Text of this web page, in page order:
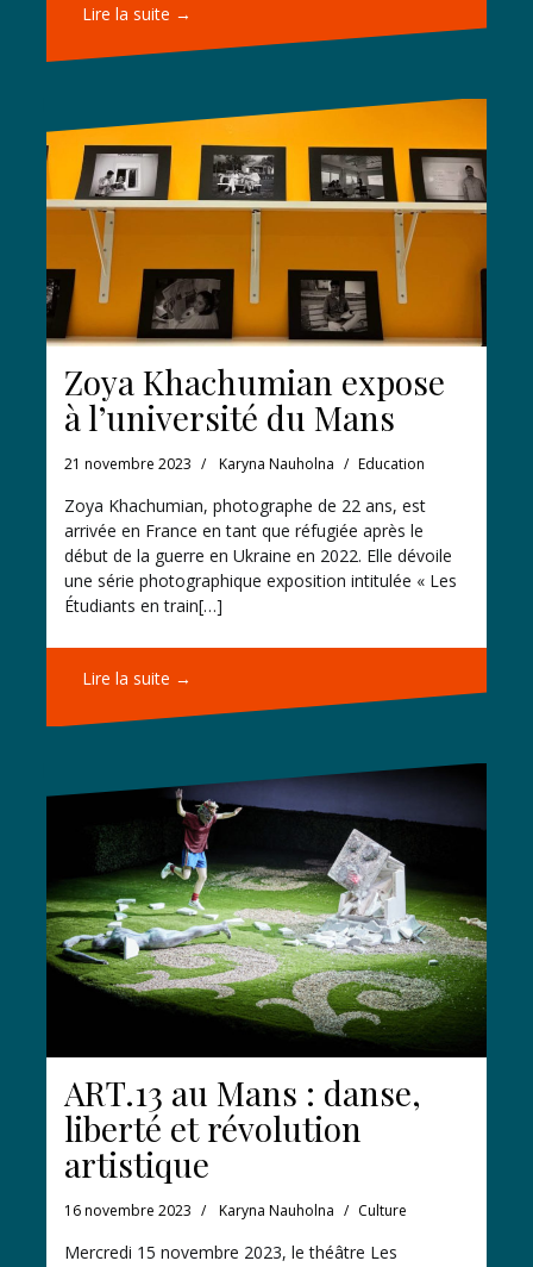
Lire la suite →
Zoya Khachumian expose
à l’université du Mans
21 novembre 2023 Karyna Nauholna Education
Zoya Khachumian, photographe de 22 ans, est
arrivée en France en tant que réfugiée après le
début de la guerre en Ukraine en 2022. Elle dévoile
une série photographique exposition intitulée « Les
Étudiants en train[…]
Lire la suite →
ART.13 au Mans : danse,
liberté et révolution
artistique
16 novembre 2023 Karyna Nauholna Culture
Mercredi 15 novembre 2023, le théâtre Les